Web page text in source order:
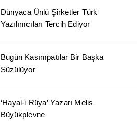
Dünyaca Ünlü Şirketler Türk
Yazılımcıları Tercih Ediyor
Bugün Kasımpatılar Bir Başka
Süzülüyor
‘Hayal-i Rüya’ Yazarı Melis
Büyükplevne